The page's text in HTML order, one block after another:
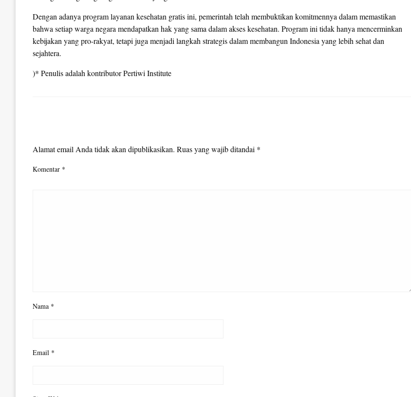
Dengan adanya program layanan kesehatan gratis ini, pemerintah telah membuktikan komitmennya dalam memastikan
bahwa setiap warga negara mendapatkan hak yang sama dalam akses kesehatan. Program ini tidak hanya mencerminkan
kebijakan yang pro-rakyat, tetapi juga menjadi langkah strategis dalam membangun Indonesia yang lebih sehat dan
sejahtera.
)* Penulis adalah kontributor Pertiwi Institute
Alamat email Anda tidak akan dipublikasikan. Ruas yang wajib ditandai *
Komentar *
Nama *
Email *